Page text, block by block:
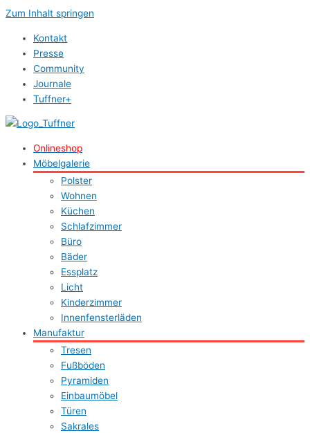
Zum Inhalt springen
Kontakt
Presse
Community
Journale
Tuffner+
Onlineshop
Möbelgalerie
Polster
Wohnen
Küchen
Schlafzimmer
Büro
Bäder
Essplatz
Licht
Kinderzimmer
Innenfensterläden
Manufaktur
Tresen
Fußböden
Pyramiden
Einbaumöbel
Türen
Sakrales